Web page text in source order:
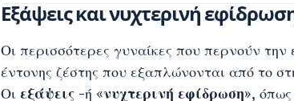
Εξάψεις και νυχτερινή
Οι περισσότερες γυναίκες που περνούν
έντονης ζέστης που εξαπλώνονται από το
Οιεξάψεις -ή «νυχτερινή εφίδρωση»,